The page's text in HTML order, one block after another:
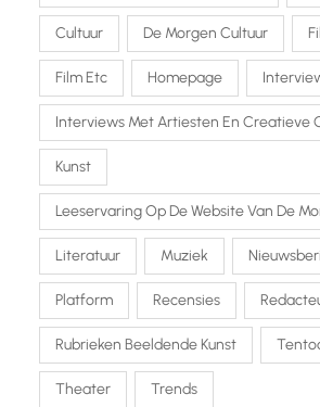
Cultuur De Morgen Cultuur
Film Etc Homepage
Interviews Met Artiesten En Creatieve
Kunst
Leeservaring Op De Website Van De
Literatuur Muziek
Platform Recensies
Rubrieken Beeldende Kunst
Theater Trends